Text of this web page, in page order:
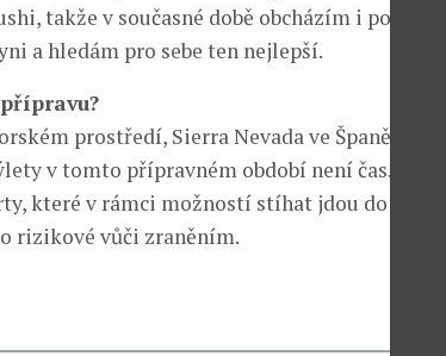
takže v současné době obcházím i podniky
a hledám pro sebe ten nejlepší.
prostředí, Sierra Nevada ve Španělsku, je
v tomto přípravném období není čas. Ale já
které v rámci možností stíhat jdou do doby,
rizikové vůči zraněním.